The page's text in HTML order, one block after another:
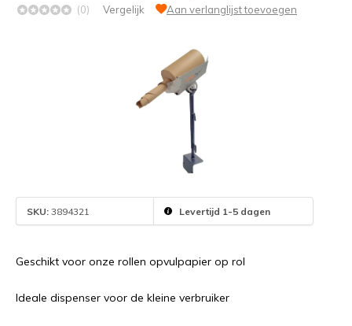
(0) Vergelijk Aan verlanglijst toevoegen
SKU: 3894321 Levertijd 1-5 dagen
Geschikt voor onze rollen opvulpapier op rol
Ideale dispenser voor de kleine verbruiker